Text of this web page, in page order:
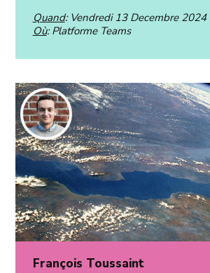
Quand: Vendredi 13 Decembre 2024
Où: Platforme Teams
François Toussaint